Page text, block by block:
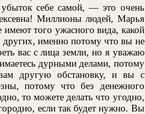
себе самой, — это очень
Миллионы людей, Марья
имеют того ужасного вида, какой
именно потому что вы не
вас с лица земли, но я уважаю
дурными делами, потому
другую обстановку, и вы с
потому что без денежного
то можете делать что угодно,
если так будет нужно. Вы